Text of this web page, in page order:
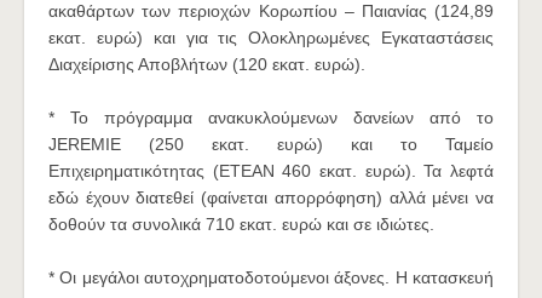
ακαθάρτων των περιοχών Κορωπίου – Παιανίας (124,89
εκατ. ευρώ) και για τις Ολοκληρωμένες Εγκαταστάσεις
Διαχείρισης Αποβλήτων (120 εκατ. ευρώ).
* Το πρόγραμμα ανακυκλούμενων δανείων από το
JEREMIE (250 εκατ. ευρώ) και το Ταμείο
Επιχειρηματικότητας (ETEAN 460 εκατ. ευρώ). Τα λεφτά
εδώ έχουν διατεθεί (φαίνεται απορρόφηση) αλλά μένει να
δοθούν τα συνολικά 710 εκατ. ευρώ και σε ιδιώτες.
* Οι μεγάλοι αυτοχρηματοδοτούμενοι άξονες. Η κατασκευή